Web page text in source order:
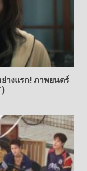
ย่างแรก! ภาพยนตร์